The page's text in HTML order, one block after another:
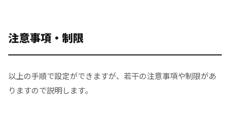
注意事項・制限
以上の手順で設定ができますが、若干の注意事項や制限があ
りますので説明します。